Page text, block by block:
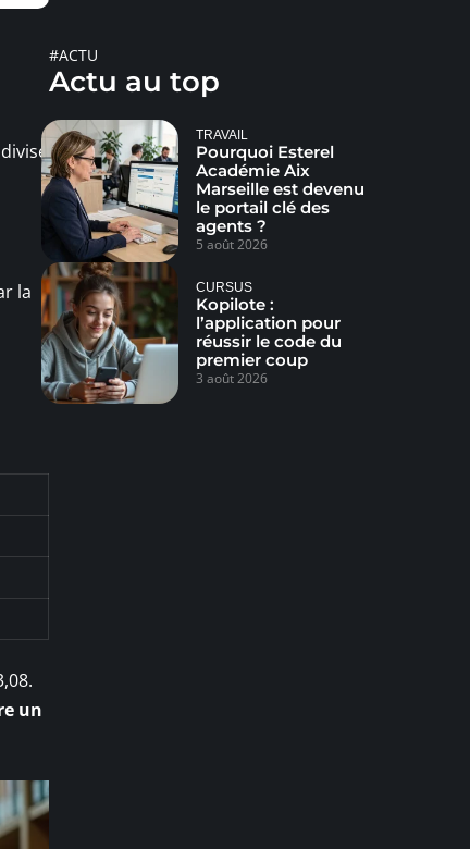
la
un
#ACTU
Actu au top
TRAVAIL
Pourquoi Esterel
Académie Aix
Marseille est devenu
le portail clé des
agents ?
5 août 2026
CURSUS
Kopilote :
l’application pour
réussir le code du
premier coup
3 août 2026